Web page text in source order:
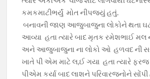
કમકમાટીભર્યું મોત નીપજ્યું હતું.
બનાવની જાણ આજુબાજુના લોકોને થતા
આવ્યા હતા ત્યારે બાદ મૃતક રમેશભાઈ ‌મલ
અને આજુબાજુના ના લોકો ઓ હળવદ ની
ખાતે પી એમ માટે લ,ઈ ગયા હતા ત્યારે ફરજ
પીએમ કર્યા બાદ લાશને પરિવારજનોને